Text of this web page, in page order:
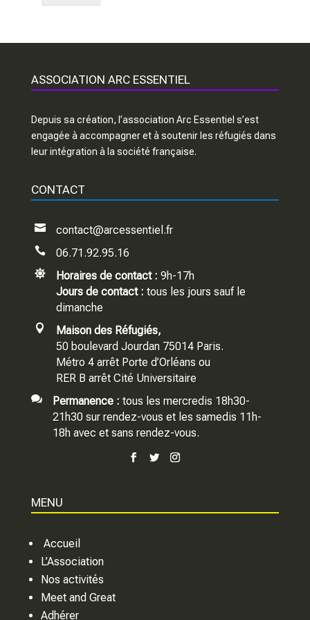
ASSOCIATION ARC ESSENTIEL
Depuis sa création, l’association Arc Essentiel s’est
engagée à accompagner et à soutenir les réfugiés dans
leur intégration à la société française.
CONTACT
 contact@arcessentiel.fr
 06.71.92.95.16
 Horaires de contact : 9h-17h
Jours de contact : tous les jours sauf le
dimanche

Maison des Réfugiés,
50 boulevard Jourdan 75014 Paris.
Métro 4 arrêt Porte d’Orléans ou
RER B arrêt Cité Universitaire
 Permanence : tous les mercredis 18h30-
21h30 sur rendez-vous et les samedis 11h-
18h avec et sans rendez-vous.
MENU
Accueil
L’Association
Nos activités
Meet and Great
Adhérer